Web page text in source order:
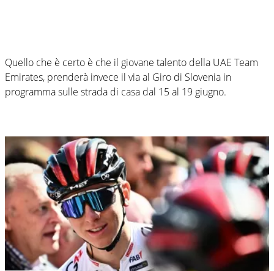
Quello che è certo è che il giovane talento della UAE Team
Emirates, prenderà invece il via al Giro di Slovenia in
programma sulle strada di casa dal 15 al 19 giugno.